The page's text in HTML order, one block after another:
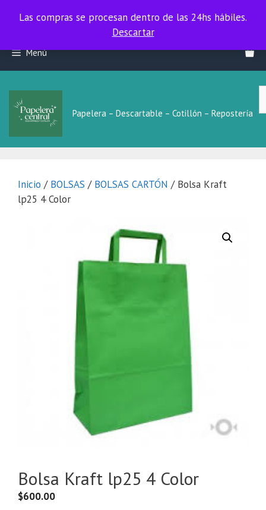
Las compras se procesan dentro de las 24hs hábiles.
Las compras se procesan dentro de las 24hs hábiles.
Descartar
contenido
Menú
Papelera – Descartable – Cotillón – Repostería
Inicio / BOLSAS / BOLSAS CARTÓN / Bolsa Kraft
lp25 4 Color
Bolsa Kraft lp25 4 Color
$600.00